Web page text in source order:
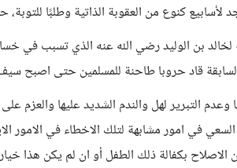
كنوع من العقوبة الذاتية وطلبًا للتوبة،
بن الوليد رضي الله عنه الذي تسبب في
قاد حروبا طاحنة للمسلمين حتى اصبح سيف
التبرير لهل والندم الشديد عليها والعزم
في امور مشابهة لتلك الاخطاء في الامور
بكفالة ذلك الطفل أو ان لم يكن هذا